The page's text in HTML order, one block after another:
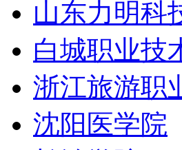
山东力明科
白城职业技
浙江旅游职
沈阳医学院